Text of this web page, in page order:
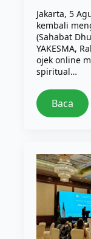
Jakarta, 5
kembali
(Sahabat
YAKESMA,
ojek online
spiritual…
Baca